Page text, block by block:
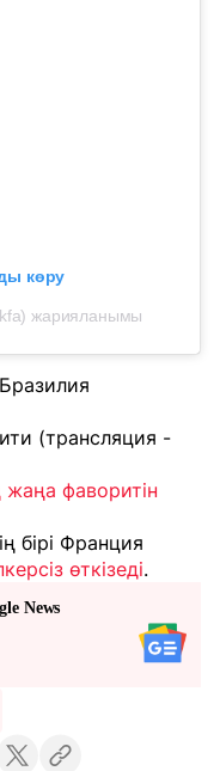
көру
жарияланымы
(трансляция -
фаворитін
бірі Франция
өткізеді.
News